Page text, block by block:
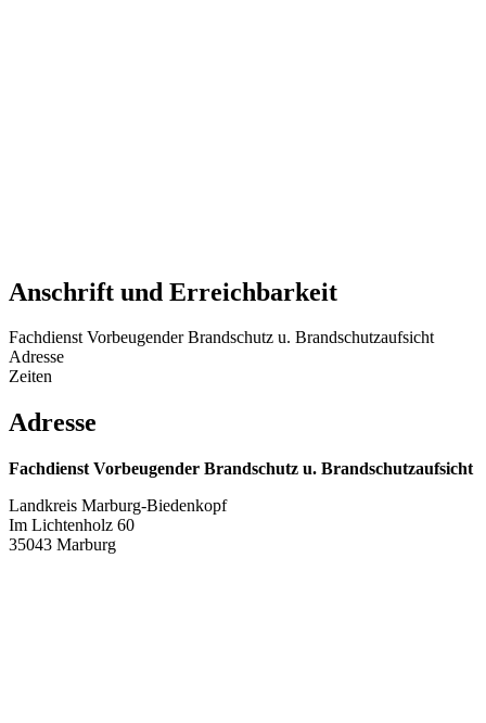
Anschrift und Erreichbarkeit
Fachdienst Vorbeugender Brandschutz u. Brandschutzaufsicht
Adresse
Zeiten
Adresse
Fachdienst Vorbeugender Brandschutz u. Brandschutzaufsicht
Landkreis Marburg-Biedenkopf
Im Lichtenholz 60
35043 Marburg